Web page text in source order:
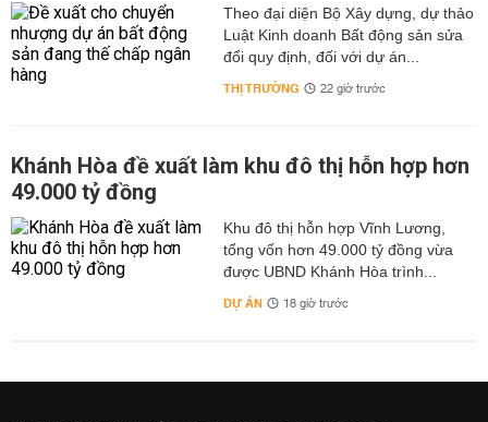
Theo đại diện Bộ Xây dựng, dự thảo
Luật Kinh doanh Bất động sản sửa
đổi quy định, đối với dự án...
THỊ TRƯỜNG 22 giờ trước
Khánh Hòa đề xuất làm khu đô thị hỗn hợp hơn
49.000 tỷ đồng
Khu đô thị hỗn hợp Vĩnh Lương,
tổng vốn hơn 49.000 tỷ đồng vừa
được UBND Khánh Hòa trình...
DỰ ÁN 18 giờ trước